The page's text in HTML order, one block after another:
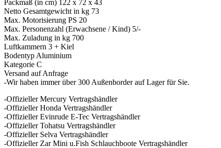
Packmaß (in cm) 122 x 72 x 43
Netto Gesamtgewicht in kg 73
Max. Motorisierung PS 20
Max. Personenzahl (Erwachsene / Kind) 5/-
Max. Zuladung in kg 700
Luftkammern 3 + Kiel
Bodentyp Aluminium
Kategorie C
Versand auf Anfrage
-Wir haben immer über 300 Außenborder auf Lager für Sie.
-Offizieller Mercury Vertragshändler
-Offizieller Honda Vertragshändler
-Offizieller Evinrude E-Tec Vertragshändler
-Offizieller Tohatsu Vertragshändler
-Offizieller Selva Vertragshändler
-Offizieller Zar Mini u.Fish Schlauchboote Vertragshändler